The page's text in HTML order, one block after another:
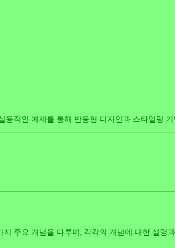
용적인 예제를 통해 반응형 디자인과 스타일링
주요 개념을 다루며, 각각의 개념에 대한 설명